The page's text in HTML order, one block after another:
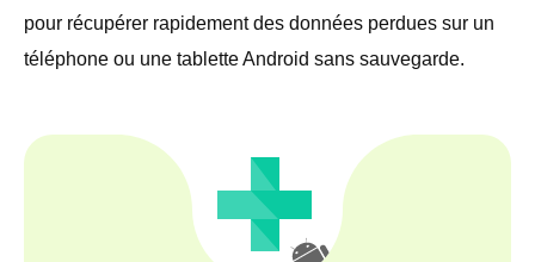
pour récupérer rapidement des données perdues sur un
téléphone ou une tablette Android sans sauvegarde.